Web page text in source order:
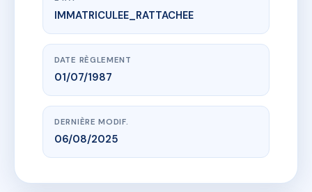
www.vme.plus/AA9787672
LAUZIERES
Le Freissinet d'Aval, 05340 Pelvoux
IMMATRICULEE_RATTACHEE
DATE RÈGLEMENT
01/07/1987
DERNIÈRE MODIF.
06/08/2025